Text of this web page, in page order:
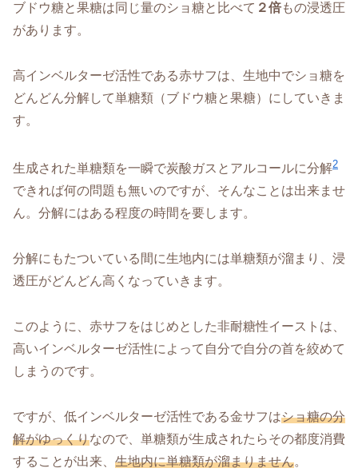
ブドウ糖と果糖は同じ量のショ糖と比べて ２倍もの浸透圧
があります。
高インベルターゼ活性である赤サフは、生地中でショ糖を
どんどん分解して単糖類（ブドウ糖と果糖）にしていきま
す。
生成された単糖類を一瞬で炭酸ガスとアルコールに分解2
できれば何の問題も無いのですが、そんなことは出来ませ
ん。分解にはある程度の時間を要します。
分解にもたついている間に生地内には単糖類が溜まり、浸
透圧がどんどん高くなっていきます。
このように、赤サフをはじめとした非耐糖性イーストは、
高いインベルターゼ活性によって自分で自分の首を絞めて
しまうのです。
ですが、低インベルターゼ活性である金サフはショ糖の分
解がゆっくりなので、単糖類が生成されたらその都度消費
することが出来、 生地内に単糖類が溜まりません。